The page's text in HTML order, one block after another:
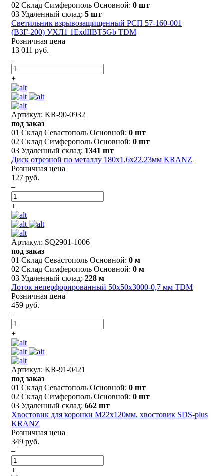
02 Склад Симферополь Основной: 0 шт
03 Удаленный склад: 5 шт
Светильник взрывозащищенный РСП 57-160-001
(В3Г-200) УХЛ1 1ExdIIBT5Gb TDM
Розничная цена
13 011 руб.
–
+
Артикул: KR-90-0932
под заказ
01 Склад Севастополь Основной: 0 шт
02 Склад Симферополь Основной: 0 шт
03 Удаленный склад: 1341 шт
Диск отрезной по металлу 180х1,6х22,23мм KRANZ
Розничная цена
127 руб.
–
+
Артикул: SQ2901-1006
под заказ
01 Склад Севастополь Основной: 0 м
02 Склад Симферополь Основной: 0 м
03 Удаленный склад: 228 м
Лоток неперфорированный 50х50х3000-0,7 мм TDM
Розничная цена
459 руб.
–
+
Артикул: KR-91-0421
под заказ
01 Склад Севастополь Основной: 0 шт
02 Склад Симферополь Основной: 0 шт
03 Удаленный склад: 662 шт
Хвостовик для коронки М22х120мм, хвостовик SDS-plus
KRANZ
Розничная цена
349 руб.
–
+